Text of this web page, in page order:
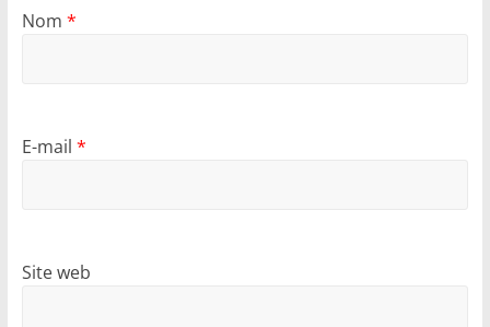
Nom *
E-mail *
Site web